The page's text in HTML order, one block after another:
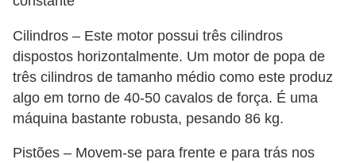
Cilindros – Este motor possui três cilindros
dispostos horizontalmente. Um motor de popa de
três cilindros de tamanho médio como este produz
algo em torno de 40-50 cavalos de força. É uma
máquina bastante robusta, pesando 86 kg.
Pistões – Movem-se para frente e para trás nos
o
o
t
e